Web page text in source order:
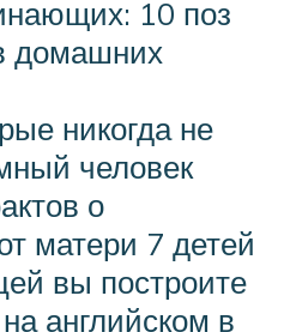
10 поз
домашних
никогда не
человек
о
матери 7 детей
вы построите
английском в